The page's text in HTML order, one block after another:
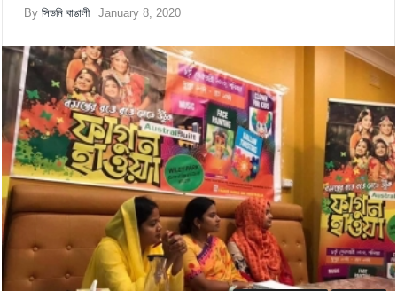
Byসিডনি বাঙালী January 8, 2020